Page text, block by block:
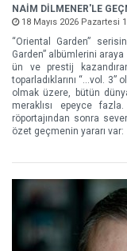
NAİM DİLMENER'LE
18 Mayıs 2026 Pazartesi
“Oriental Garden”
Garden” albümlerini
ün ve prestij
toparladıklarını “…vol. 3”
olmak üzere, bütün
meraklısı epeyce
röportajından sonra
özet geçmenin yararı var: